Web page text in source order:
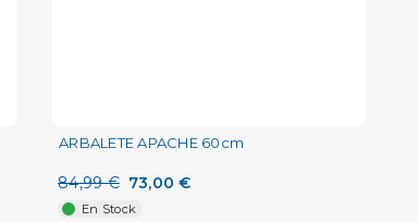
ARBALETE APACHE 60cm
84,99 € 73,00 €
En Stock